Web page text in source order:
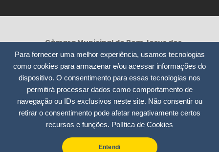
Para fornecer uma melhor experiência, usamos tecnologias
como cookies para armazenar e/ou acessar informações do
dispositivo. O consentimento para essas tecnologias nos
permitirá processar dados como comportamento de
navegação ou IDs exclusivos neste site. Não consentir ou
retirar o consentimento pode afetar negativamente certos
recursos e funções. Política de Cookies
Entendi
Câmara Municipal de Bom Jesus dos
Perdões /SP
Rua Nossa Senhora da Consolação, 295
– Centro
CEP: 12955-000
CNPJ: 51.913.804/0001-12
(11) 4012-7535 / 4012-9975
contato@camarabjperdoes.sp.gov.br